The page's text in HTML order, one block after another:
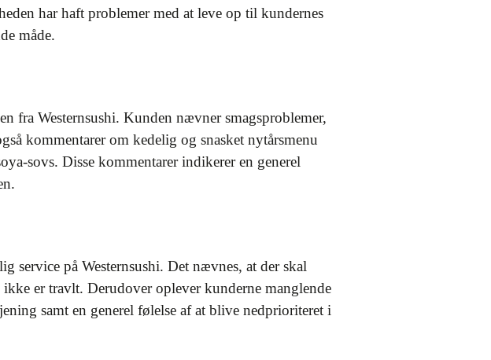
har haft problemer med at leve op til kundernes
måde.
fra Westernsushi. Kunden nævner smagsproblemer,
kommentarer om kedelig og snasket nytårsmenu
sovs. Disse kommentarer indikerer en generel
service på Westernsushi. Det nævnes, at der skal
er travlt. Derudover oplever kunderne manglende
samt en generel følelse af at blive nedprioriteret i